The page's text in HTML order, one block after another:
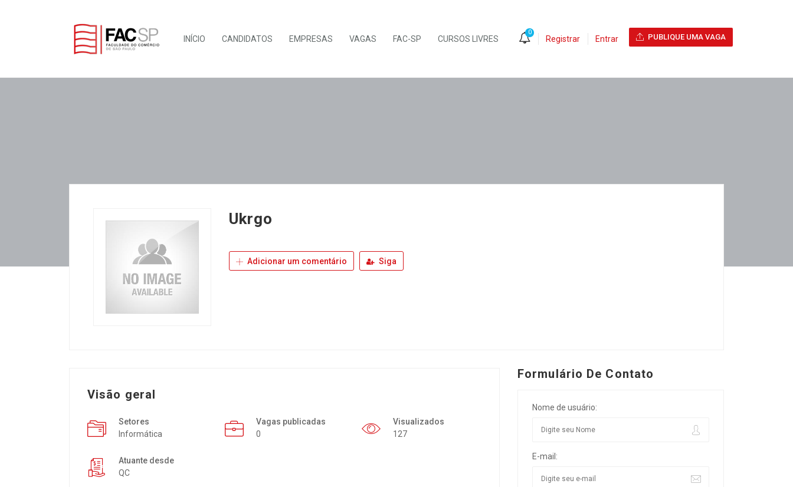
INÍCIO CANDIDATOS EMPRESAS VAGAS FAC-SP CURSOS LIVRES
0
Registrar Entrar PUBLIQUE UMA VAGA
Ukrgo
Adicionar um comentário Siga
Visão geral
Setores
Informática
Vagas publicadas
0
Visualizados
127
Atuante desde
QC
Formulário De Contato
Nome de usuário:
E-mail: